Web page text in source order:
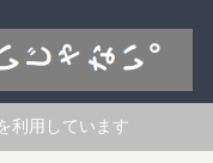
利用しています